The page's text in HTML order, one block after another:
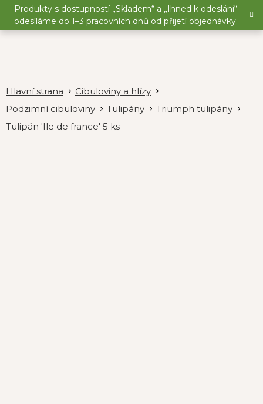
Přejít
obsah
Produkty s dostupností „Skladem“ a „Ihned k odeslání“
odesíláme do 1–3 pracovních dnů od přijetí objednávky.
Cibuloviny a hlízy
Podzimní cibuloviny
Tulipány
Triumph tulipány
Tulipán 'Ile de france' 5 ks